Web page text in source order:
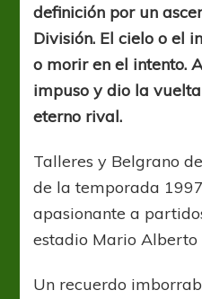
definición por un
División. El cielo o el
o morir en el intento.
impuso y dio la
eterno rival.
Talleres y Belgrano
de la temporada
apasionante a
estadio Mario Alberto
Un recuerdo